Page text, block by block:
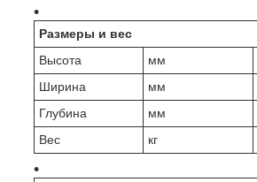
Размеры и вес
Высота
мм
Ширина
мм
Глубина
мм
Вес
кг